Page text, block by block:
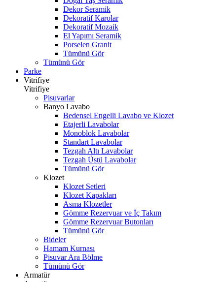
Dekor Seramik
Dekoratif Karolar
Dekoratif Mozaik
El Yapımı Seramik
Porselen Granit
Tümünü Gör
Tümünü Gör
Parke
Vitrifiye
Vitrifiye
Pisuvarlar
Banyo Lavabo
Bedensel Engelli Lavabo ve Klozet
Etajerli Lavabolar
Monoblok Lavabolar
Standart Lavabolar
Tezgah Altı Lavabolar
Tezgah Üstü Lavabolar
Tümünü Gör
Klozet
Klozet Setleri
Klozet Kapakları
Asma Klozetler
Gömme Rezervuar ve İç Takım
Gömme Rezervuar Butonları
Tümünü Gör
Bideler
Hamam Kurnası
Pisuvar Ara Bölme
Tümünü Gör
Armatür